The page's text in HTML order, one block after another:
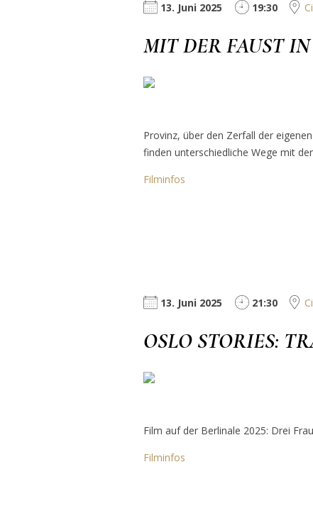
13. Juni 2025 19:30
MIT DER FAUST
Provinz, über den Zerfall der
finden unterschiedliche Wege mit
Filminfos
13. Juni 2025 21:30
OSLO STORIES:
Film auf der Berlinale 2025: Drei
Filminfos